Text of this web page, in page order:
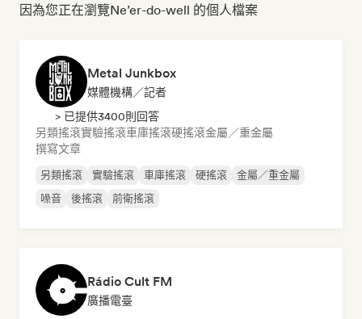
因為您正在瀏覽Ne’er-do-well 的個人檔案
Metal Junkbox
媒體機構／記者
> 已提供3400則回答
另類搖滾實驗搖滾車庫搖滾硬搖滾金屬／重金屬
撰寫文章
另類搖滾 實驗搖滾 車庫搖滾 硬搖滾
金屬／重金屬
噪音
後搖滾 前衛搖滾
Rádio Cult FM
廣播電臺